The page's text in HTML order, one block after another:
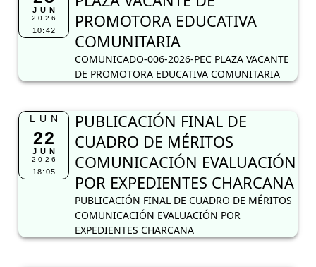
JUN
2026
10:42
PROMOTORA EDUCATIVA
COMUNITARIA
COMUNICADO-006-2026-PEC PLAZA VACANTE
DE PROMOTORA EDUCATIVA COMUNITARIA
LUN
22
JUN
2026
18:05
PUBLICACIÓN FINAL DE
CUADRO DE MÉRITOS
COMUNICACIÓN EVALUACIÓN
POR EXPEDIENTES CHARCANA
PUBLICACIÓN FINAL DE CUADRO DE MÉRITOS
COMUNICACIÓN EVALUACIÓN POR
EXPEDIENTES CHARCANA